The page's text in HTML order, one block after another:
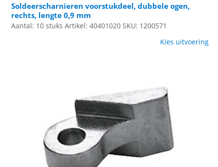
Soldeerscharnieren voorstukdeel, dubbele ogen,
rechts, lengte 0,9 mm
Aantal: 10 stuks Artikel: 40401020 SKU: 1200571
Kies uitvoering